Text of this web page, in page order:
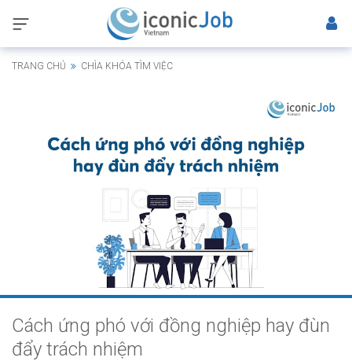
TRANG CHỦ CHÌA KHÓA TÌM VIỆC
Cách ứng phó với đồng nghiệp hay đùn
đẩy trách nhiệm